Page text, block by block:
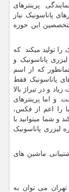
پرینترهای
پاناسونیک نیاز
این حوزه
را تولید میکند که
پاناسونیک و
که از اسم
پاناسونیک فقط
و در تیراژ بالا
و اما پرینترهای
را اعم از فکس،
شما میتوانید با
لیزری پاناسونیک
ماشین های
تهران می توان به